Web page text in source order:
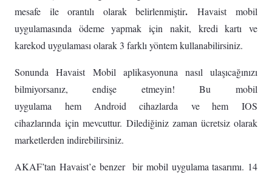
mesafe ile orantılı olarak belirlenmiştir. Havaist mobil
uygulamasında ödeme yapmak için nakit, kredi kartı ve
karekod uygulaması olarak 3 farklı yöntem kullanabilirsiniz.
Sonunda Havaist Mobil aplikasyonuna nasıl ulaşıcağınızı
bilmiyorsanız, endişe etmeyin! Bu mobil
uygulama hem Android cihazlarda ve hem IOS
cihazlarında için mevcuttur. Dilediğiniz zaman ücretsiz olarak
marketlerden indirebilirsiniz.
AKAF’tan Havaist’e benzer bir mobil uygulama tasarımı. 14